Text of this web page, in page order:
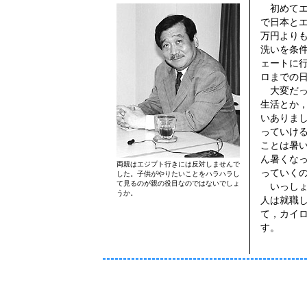
両親はエジプト行きには反対しませんで
した。子供がやりたいことをハラハラし
て見るのが親の役目なのではないでしょ
うか。
初めて
で日本と
万円より
洗いを条
ェートに
ロまでの
大変だ
生活とか
いありま
っていけ
ことは暑
ん暑くな
っていく
いっし
人は就職
て，カイ
す。